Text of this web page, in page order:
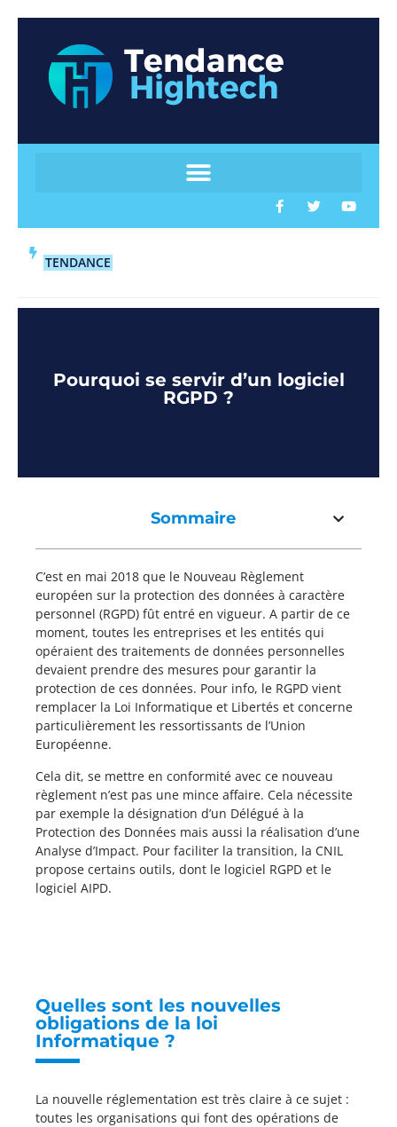
TENDANCE
Pourquoi se servir d’un logiciel
RGPD ?
Sommaire
C’est en mai 2018 que le Nouveau Règlement
européen sur la protection des données à caractère
personnel (RGPD) fût entré en vigueur. A partir de ce
moment, toutes les entreprises et les entités qui
opéraient des traitements de données personnelles
devaient prendre des mesures pour garantir la
protection de ces données. Pour info, le RGPD vient
remplacer la Loi Informatique et Libertés et concerne
particulièrement les ressortissants de l’Union
Européenne.
Cela dit, se mettre en conformité avec ce nouveau
règlement n’est pas une mince affaire. Cela nécessite
par exemple la désignation d’un Délégué à la
Protection des Données mais aussi la réalisation d’une
Analyse d’Impact. Pour faciliter la transition, la CNIL
propose certains outils, dont le logiciel RGPD et le
logiciel AIPD.
Quelles sont les nouvelles
obligations de la loi
Informatique ?
La nouvelle réglementation est très claire à ce sujet :
toutes les organisations qui font des opérations de